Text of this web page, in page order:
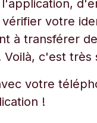
votre
à transférer
c'est très
votre
!